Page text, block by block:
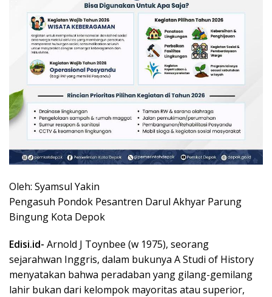
Oleh: Syamsul Yakin
Pengasuh Pondok Pesantren Darul Akhyar Parung
Bingung Kota Depok
Edisi.id- Arnold J Toynbee (w 1975), seorang
sejarahwan Inggris, dalam bukunya A Studi of History
menyatakan bahwa peradaban yang gilang-gemilang
lahir bukan dari kelompok mayoritas atau superior,